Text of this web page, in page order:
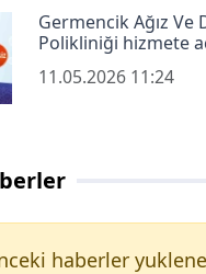
Germencik Ağız Ve
Polikliniği hizmete
11.05.2026 11:24
haberler